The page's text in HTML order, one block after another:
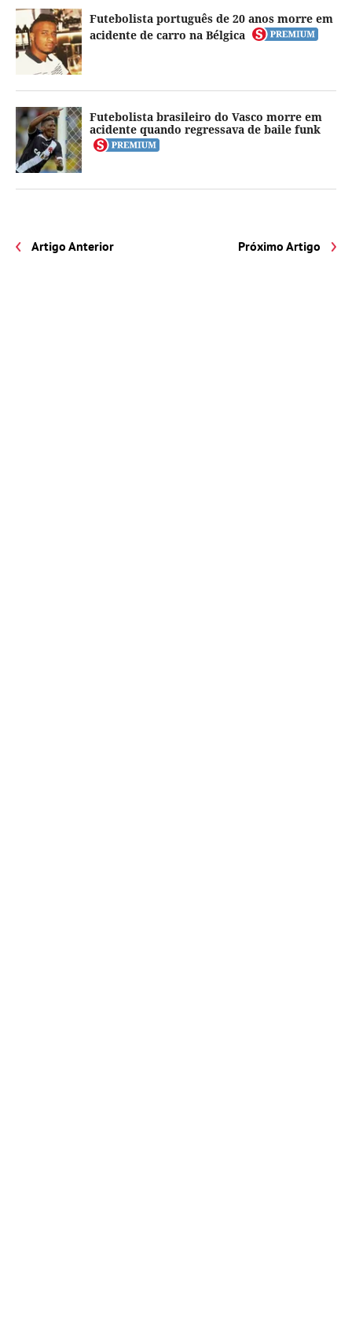
Futebolista português de 20 anos morre em
acidente de carro na Bélgica
Futebolista brasileiro do Vasco morre em
acidente quando regressava de baile funk
Artigo Anterior Próximo Artigo